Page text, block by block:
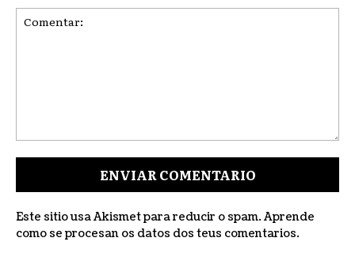
Este sitio usa Akismet para reducir o spam. Aprende
como se procesan os datos dos teus comentarios.